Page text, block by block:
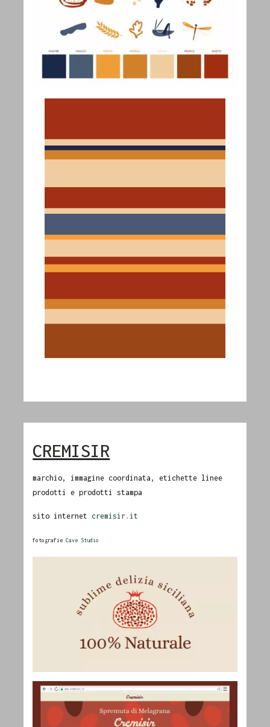
CREMISIR
marchio, immagine coordinata, etichette linee
prodotti e prodotti stampa
sito internetcremisir.it
fotografieCave Studio